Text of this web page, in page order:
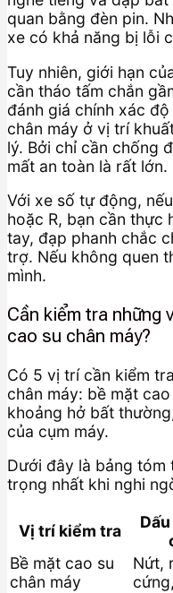
quan bằng đèn pin.
xe có khả năng bị lỗi
Tuy nhiên, giới hạn
cần tháo tấm chắn
đánh giá chính xác
chân máy ở vị trí
lý. Bởi chỉ cần chống
mất an toàn là rất lớn.
Với xe số tự động,
hoặc R, bạn cần thực
tay, đạp phanh chắc
trợ. Nếu không quen
mình.
Cần kiểm tra những
cao su chân máy?
Có 5 vị trí cần kiểm
chân máy: bề mặt
khoảng hở bất
của cụm máy.
Dưới đây là bảng tóm
trọng nhất khi nghi
Vị trí kiểm tra
Bề mặt cao su
chân máy
Nứt,